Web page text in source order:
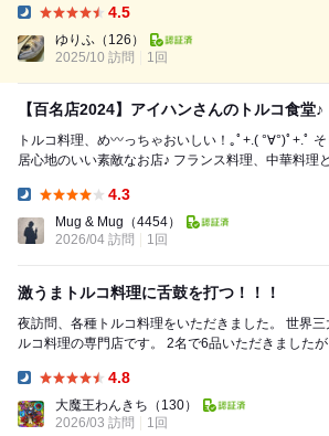
われていて毎回驚かれされます。 ヨーグルトに、ニンニクやディルなど
の香草を合わせるとこんな...
4.5
ゆりふ （126）
2025/10 訪問
1回
【百名店2024】アイハンさんのトルコ食堂♪
トルコ料理、め〰️っちゃおいしい！｡ﾟ+.( °∀°)ﾟ+.ﾟ そしてアットホームで
居心地のいい素敵なお店♪ フランス料理、中華料理と並んで世界三大料理
4.3
Mug & Mug （4454）
2026/04 訪問
1回
激うまトルコ料理に舌鼓を打つ！！！
夜訪問、各種トルコ料理をいただきました。 世界三大料理のひとつ、ト
ルコ料理の専門店です。 2名で6品いただきましたが、どの料理も予想以
4.8
大魔王わんきち （130）
2026/03 訪問
1回